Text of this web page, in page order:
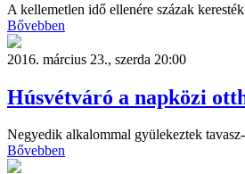
A kellemetlen idő ellenére százak
Bővebben
2016. március 23., szerda 20:00
Húsvétváró a napközi
Negyedik alkalommal gyülekeztek
Bővebben